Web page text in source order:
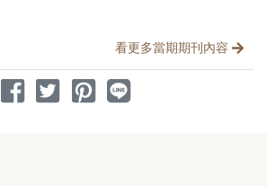
看更多當期期刊內容
分享文章
分享到 Facebook
分享到 Twitter
分享到 Pinterest
分享到 Line